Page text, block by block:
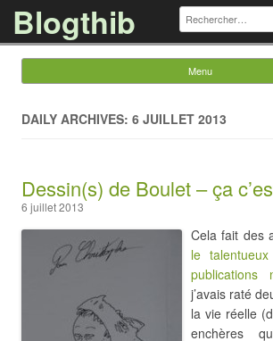
Blogthib Rechercher :
Menu
DAILY ARCHIVES: 6 JUILLET 2013
Dessin(s) de Boulet – ça
6 juillet 2013
Cela fait des
le
publications
j’avais raté
la vie réelle
enchères